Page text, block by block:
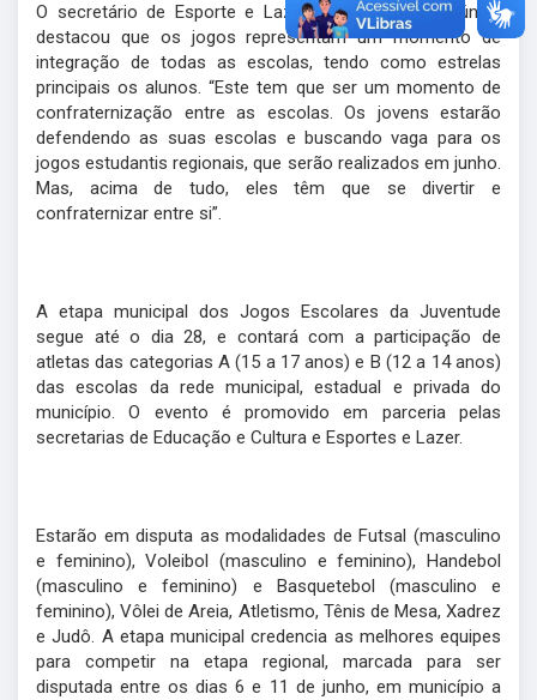
O secretário de Esporte e Lazer, Emílio Brandão Júnior,
destacou que os jogos representam um momento de
integração de todas as escolas, tendo como estrelas
principais os alunos. “Este tem que ser um momento de
confraternização entre as escolas. Os jovens estarão
defendendo as suas escolas e buscando vaga para os
jogos estudantis regionais, que serão realizados em junho.
Mas, acima de tudo, eles têm que se divertir e
confraternizar entre si”.
A etapa municipal dos Jogos Escolares da Juventude
segue até o dia 28, e contará com a participação de
atletas das categorias A (15 a 17 anos) e B (12 a 14 anos)
das escolas da rede municipal, estadual e privada do
município. O evento é promovido em parceria pelas
secretarias de Educação e Cultura e Esportes e Lazer.
Estarão em disputa as modalidades de Futsal (masculino
e feminino), Voleibol (masculino e feminino), Handebol
(masculino e feminino) e Basquetebol (masculino e
feminino), Vôlei de Areia, Atletismo, Tênis de Mesa, Xadrez
e Judô. A etapa municipal credencia as melhores equipes
para competir na etapa regional, marcada para ser
disputada entre os dias 6 e 11 de junho, em município a